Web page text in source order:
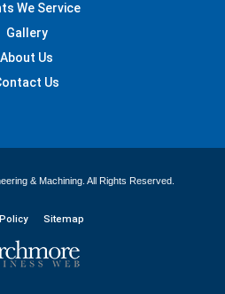
We Service
Gallery
About Us
Us
& Machining. All Rights Reserved.
Sitemap